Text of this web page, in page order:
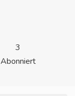
3
Abonniert